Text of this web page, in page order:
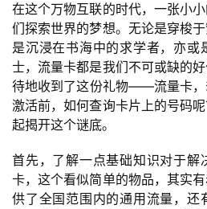
在这个万物互联的时代，一张小
们探索世界的梦想。无论是穿梭
是沉浸在书海中的求学者，亦或
士，流量卡都是我们不可或缺的
待地收到了这份礼物——流量卡，
激活前，如何查询卡片上的号码
起揭开这个谜底。
首先，了解一点基础知识对于解
卡，这个看似简单的物品，其实
供了全国范围内的通用流量，还